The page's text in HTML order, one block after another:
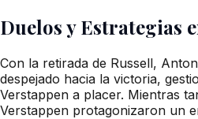
Duelos y Estrategias
Con la retirada de Russell,
despejado hacia la victoria,
Verstappen a placer. Mientras
Verstappen protagonizaron un